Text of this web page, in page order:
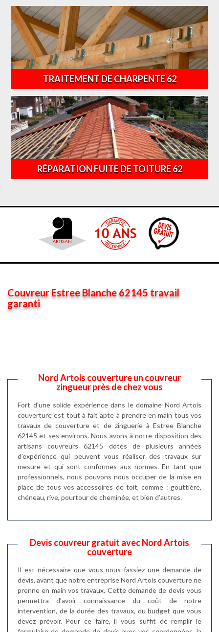
TRAITEMENT DE CHARPENTE 62
RÉPARATION FUITE DE TOITURE 62
Couvreur Estree Blanche 62145 travail
garanti
Nord Artois couverture un couvreur
zingueur près de chez vous
Fort d’une solide expérience dans le domaine Nord Artois
couverture est tout à fait apte à prendre en main tous vos
travaux de couverture et de zinguerie à Estree Blanche
62145 et ses environs. Nous avons à notre disposition des
artisans couvreurs 62145 dotés de plusieurs années
d’expérience qui peuvent vous réaliser des travaux sur
mesure et qui sont conformes aux normes. En tant que
professionnels, nous pouvons nous occuper de la mise en
place de tous vos accessoires de toit, comme : gouttière,
chéneau, rive, pourtour de cheminée, et bien d’autres.
Devis couvreur gratuit avec Nord Artois
couverture
Il est nécessaire que vous nous fassiez une demande de
devis, avant que notre entreprise Nord Artois couverture ne
prenne en main vos travaux. Cette demande de devis vous
permettra d’avoir connaissance du coût de notre
intervention, de la durée des travaux, du budget que vous
devez prévoir. Pour ce faire, il vous suffit de remplir le